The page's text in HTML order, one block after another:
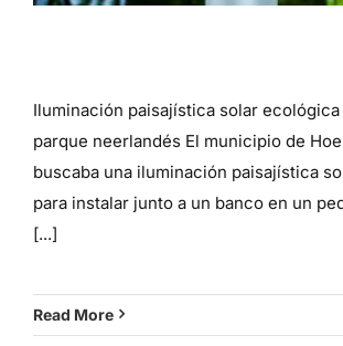
Iluminación paisajística solar ecológica
parque neerlandés El municipio de
buscaba una iluminación paisajística
para instalar junto a un banco en un
[...]
Read More